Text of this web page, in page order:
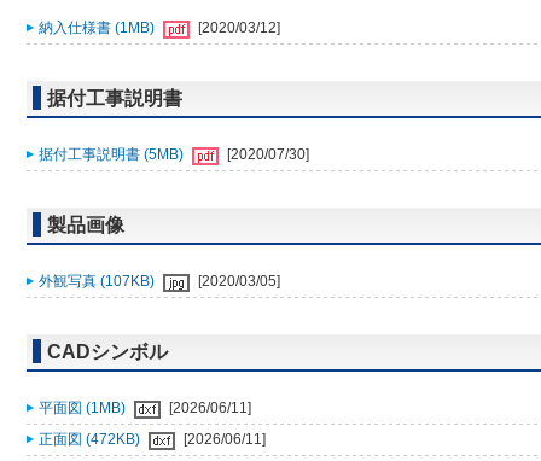
納入仕様書 (1MB) [2020/03/12]
据付工事説明書
据付工事説明書 (5MB) [2020/07/30]
製品画像
外観写真 (107KB) [2020/03/05]
CADシンボル
平面図 (1MB)
[2026/06/11]
正面図 (472KB)
[2026/06/11]